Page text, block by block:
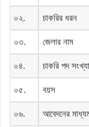
০২. চাকরির ধরন
০৩. জেলার নাম
০৪. চাকরি পদ সংখ্যা
০৫. বয়স
০৬. আবেদনের